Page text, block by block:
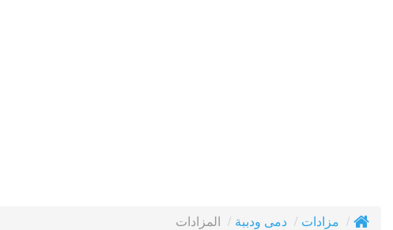
مزادات دمى ودببة المزادات